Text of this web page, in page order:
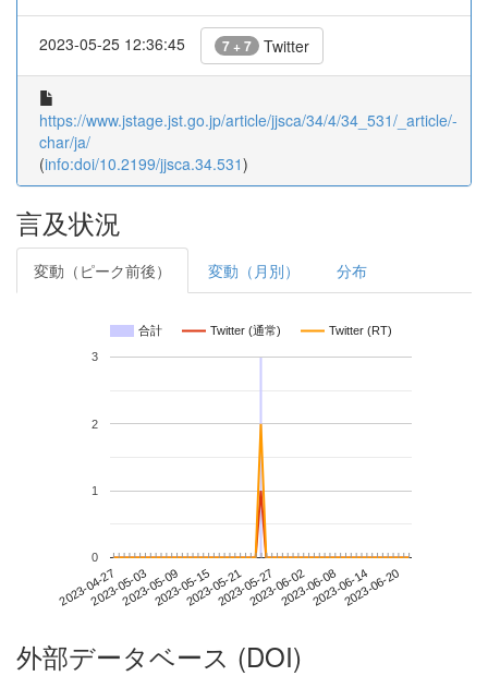
2023-05-25 12:36:45 7 + 7 Twitter
https://www.jstage.jst.go.jp/article/jjsca/34/4/34_531/_article/-
char/ja/
(info:doi/10.2199/jjsca.34.531)
言及状況
変動（ピーク前後） 変動（月別） 分布
合計 Twitter (通常) Twitter (RT)
2023-04-272023-05-032023-05-092023-05-152023-05-212023-05-272023-06-022023-06-082023-06-142023-06-20
0
1
2
3
外部データベース (DOI)